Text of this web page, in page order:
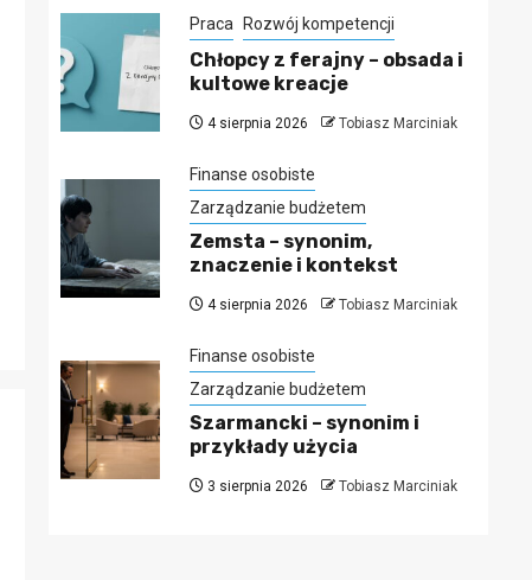
Praca Rozwój kompetencji
Chłopcy z ferajny – obsada i
kultowe kreacje
4 sierpnia 2026 Tobiasz Marciniak
Finanse osobiste
Zarządzanie budżetem
Zemsta – synonim,
znaczenie i kontekst
4 sierpnia 2026 Tobiasz Marciniak
Finanse osobiste
Zarządzanie budżetem
Szarmancki – synonim i
przykłady użycia
3 sierpnia 2026 Tobiasz Marciniak